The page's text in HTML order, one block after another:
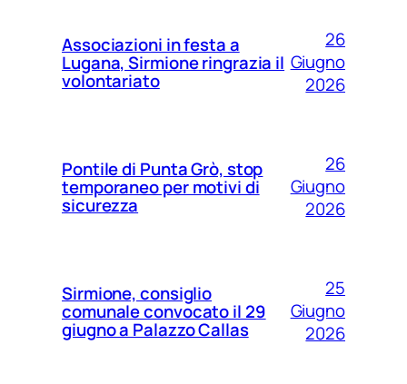
Associazioni in festa a
Lugana, Sirmione ringrazia il
volontariato
26
Giugno
2026
Pontile di Punta Grò, stop
temporaneo per motivi di
sicurezza
26
Giugno
2026
Sirmione, consiglio
comunale convocato il 29
giugno a Palazzo Callas
25
Giugno
2026